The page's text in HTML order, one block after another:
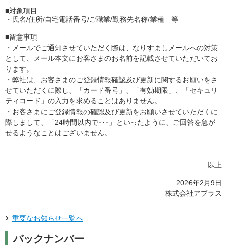
■対象項目
・氏名/住所/自宅電話番号/ご職業/勤務先名称/業種 等
■留意事項
・メールでご通知させていただく際は、なりすましメールへの対策
として、メール本文にお客さまのお名前を記載させていただいてお
ります。
・弊社は、お客さまのご登録情報確認及び更新に関するお願いをさ
せていただくに際し、「カード番号」、「有効期限」、「セキュリ
ティコード」の入力を求めることはありません。
・お客さまにご登録情報の確認及び更新をお願いさせていただくに
際しまして、「24時間以内で･･･」といったように、ご回答を急が
せるようなことはございません。
以上
2026年2月9日
株式会社アプラス
重要なお知らせ一覧へ
バックナンバー